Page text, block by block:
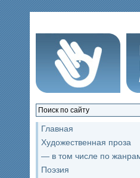
Главная
Художественная проза
— в том числе по
Поэзия